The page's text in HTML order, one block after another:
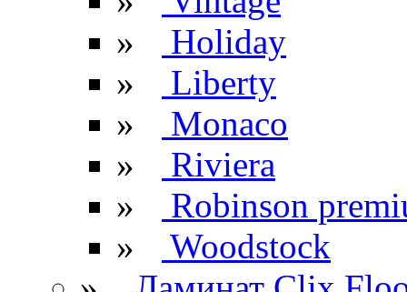
»
Holiday
»
Liberty
»
Monaco
»
Riviera
»
Robinson
»
Woodstock